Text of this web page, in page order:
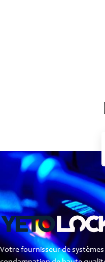
Votre fournisseur de